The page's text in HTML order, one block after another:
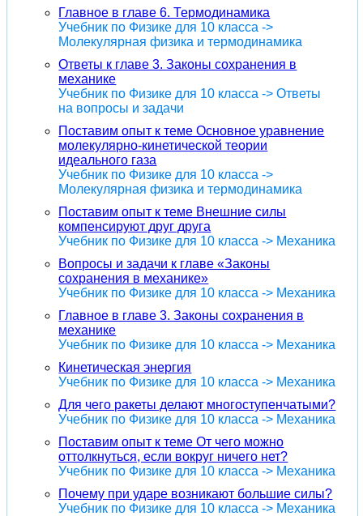
Главное в главе 6. Термодинамика
Учебник по Физике для 10 класса ->
Молекулярная физика и термодинамика
Ответы к главе 3. Законы сохранения в
механике
Учебник по Физике для 10 класса -> Ответы
на вопросы и задачи
Поставим опыт к теме Основное уравнение
молекулярно-кинетической теории
идеального газа
Учебник по Физике для 10 класса ->
Молекулярная физика и термодинамика
Поставим опыт к теме Внешние силы
компенсируют друг друга
Учебник по Физике для 10 класса -> Механика
Вопросы и задачи к главе «Законы
сохранения в механике»
Учебник по Физике для 10 класса -> Механика
Главное в главе 3. Законы сохранения в
механике
Учебник по Физике для 10 класса -> Механика
Кинетическая энергия
Учебник по Физике для 10 класса -> Механика
Для чего ракеты делают многоступенчатыми?
Учебник по Физике для 10 класса -> Механика
Поставим опыт к теме От чего можно
оттолкнуться, если вокруг ничего нет?
Учебник по Физике для 10 класса -> Механика
Почему при ударе возникают большие силы?
Учебник по Физике для 10 класса -> Механика